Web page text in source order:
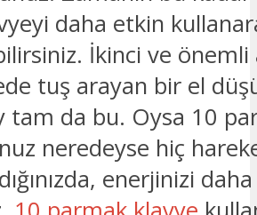
daha etkin
İkinci ve
tuş arayan bir el
tam da bu. Oysa 10
neredeyse hiç
enerjinizi